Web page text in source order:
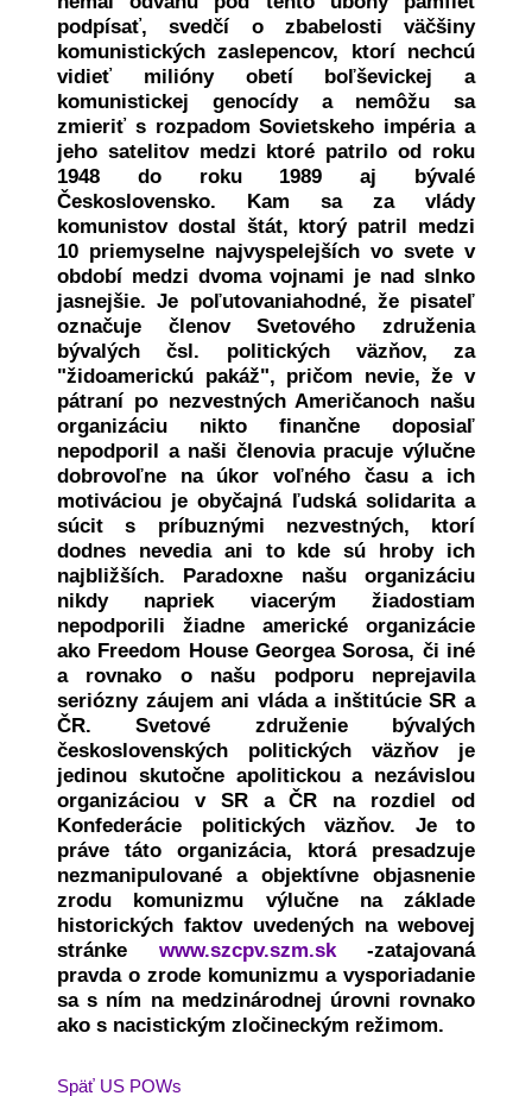
podpísať, svedčí o zbabelosti väčšiny
komunistických zaslepencov, ktorí nechcú
vidieť milióny obetí boľševickej a
komunistickej genocídy a nemôžu sa
zmieriť s rozpadom Sovietskeho impéria a
jeho satelitov medzi ktoré patrilo od roku
1948 do roku 1989 aj bývalé
Československo. Kam sa za vlády
komunistov dostal štát, ktorý patril medzi
10 priemyselne najvyspelejších vo svete v
období medzi dvoma vojnami je nad slnko
jasnejšie. Je poľutovaniahodné, že pisateľ
označuje členov Svetového združenia
bývalých čsl. politických väzňov, za
"židoamerickú pakáž", pričom nevie, že v
pátraní po nezvestných Američanoch našu
organizáciu nikto finančne doposiaľ
nepodporil a naši členovia pracuje výlučne
dobrovoľne na úkor voľného času a ich
motiváciou je obyčajná ľudská solidarita a
súcit s príbuznými nezvestných, ktorí
dodnes nevedia ani to kde sú hroby ich
najbližších. Paradoxne našu organizáciu
nikdy napriek viacerým žiadostiam
nepodporili žiadne americké organizácie
ako Freedom House Georgea Sorosa, či iné
a rovnako o našu podporu neprejavila
seriózny záujem ani vláda a inštitúcie SR a
ČR. Svetové združenie bývalých
československých politických väzňov je
jedinou skutočne apolitickou a nezávislou
organizáciou v SR a ČR na rozdiel od
Konfederácie politických väzňov. Je to
práve táto organizácia, ktorá presadzuje
nezmanipulované a objektívne objasnenie
zrodu komunizmu výlučne na základe
historických faktov uvedených na webovej
stránke www.szcpv.szm.sk-zatajovaná
pravda o zrode komunizmu a vysporiadanie
sa s ním na medzinárodnej úrovni rovnako
ako s nacistickým zločineckým režimom.
Späť US POWs